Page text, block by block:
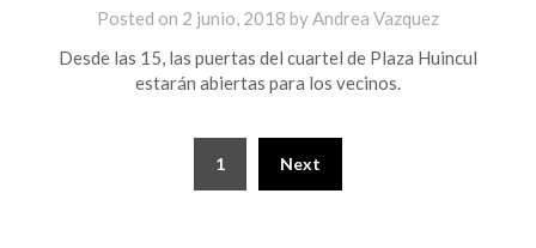
Posted on 2 junio, 2018 byAndrea Vazquez
Desde las 15, las puertas del cuartel de Plaza Huincul
estarán abiertas para los vecinos.
1 Next